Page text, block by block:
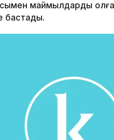
маймылдарды қолға
бастады.